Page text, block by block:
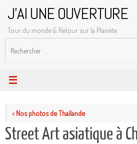
contenu
J'AI UNE OUVERTURE
Tour du monde & Retour sur la Planète
«Nos photos de Thaïlande
Street Art asiatique à